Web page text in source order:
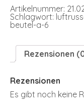
6
Menge
Artikelnummer:
Schlagwort:
beutel-a-6
Rezensionen
Rezensionen
Es gibt noch keine